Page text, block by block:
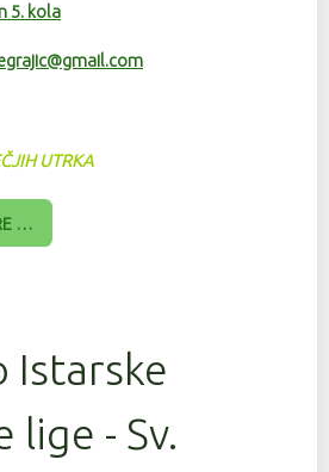
5. kola
UTRKA
…
Istarske
lige - Sv.